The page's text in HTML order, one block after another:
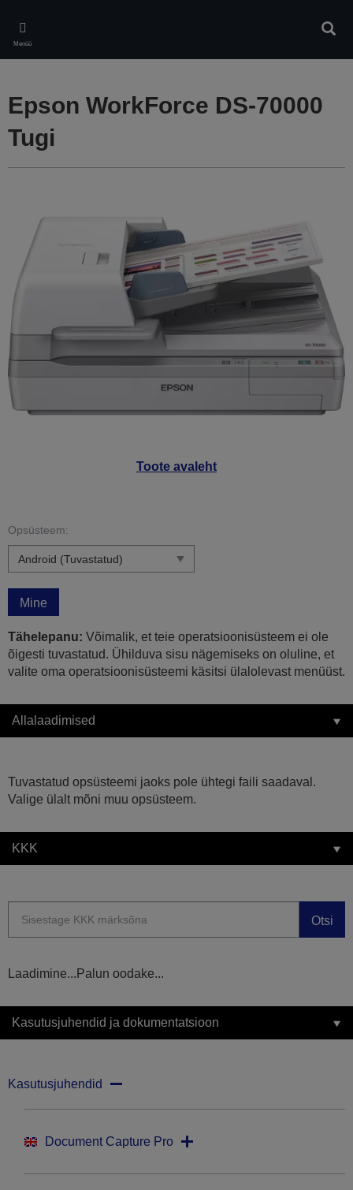
main
content
Menüü
Toote avaleht
Epson WorkForce DS-70000
Tugi
Opsüsteem:
Mine
Tähelepanu: Võimalik, et teie operatsioonisüsteem ei ole
õigesti tuvastatud. Ühilduva sisu nägemiseks on oluline, et
valite oma operatsioonisüsteemi käsitsi ülalolevast menüüst.
Allalaadimised
Tuvastatud opsüsteemi jaoks pole ühtegi faili saadaval.
Valige ülalt mõni muu opsüsteem.
KKK
Otsi
Laadimine...Palun oodake...
Kasutusjuhendid ja dokumentatsioon
Kasutusjuhendid
Document Capture Pro